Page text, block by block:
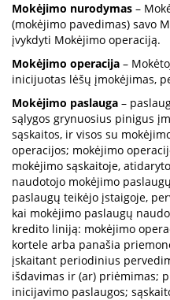
Mokėjimo nurodymas –
(mokėjimo pavedimas) savo
įvykdyti Mokėjimo operaciją.
Mokėjimo operacija –
inicijuotas lėšų įmokėjimas,
Mokėjimo paslauga –
sąlygos grynuosius pinigus
sąskaitos, ir visos su
operacijos; mokėjimo
mokėjimo sąskaitoje,
naudotojo mokėjimo
paslaugų teikėjo įstaigoje,
kai mokėjimo paslaugų
kredito liniją: mokėjimo
kortele arba panašia
įskaitant periodinius
išdavimas ir (ar) priėmimas;
inicijavimo paslaugos;